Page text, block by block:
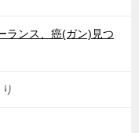
ランス、癌(ガン)見つ